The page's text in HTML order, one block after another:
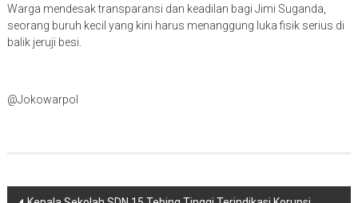
Warga mendesak transparansi dan keadilan bagi Jimi Suganda,
seorang buruh kecil yang kini harus menanggung luka fisik serius di
balik jeruji besi.
@Jokowarpol